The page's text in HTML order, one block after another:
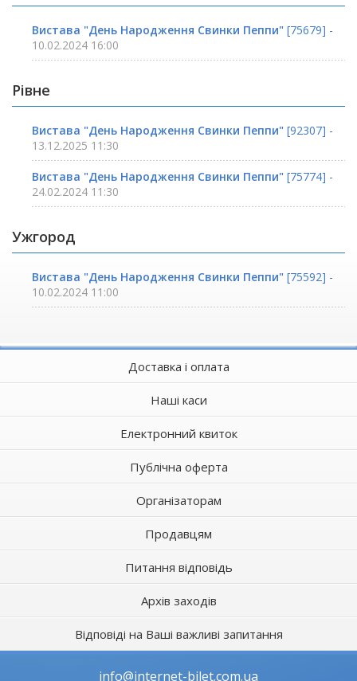
Вистава "День Народження Свинки Пеппи" [75679] -
10.02.2024 16:00
Рівне
Вистава "День Народження Свинки Пеппи" [92307] -
13.12.2025 11:30
Вистава "День Народження Свинки Пеппи" [75774] -
24.02.2024 11:30
Ужгород
Вистава "День Народження Свинки Пеппи" [75592] -
10.02.2024 11:00
Доставка і оплата
Наші каси
Електронний квиток
Публічна оферта
Організаторам
Продавцям
Питання відповідь
Архів заходів
Відповіді на Ваші важливі запитання
info@internet-bilet.com.ua